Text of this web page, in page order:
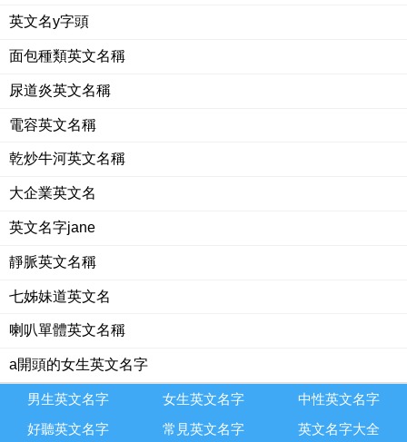
英文名y字頭
面包種類英文名稱
尿道炎英文名稱
電容英文名稱
乾炒牛河英文名稱
大企業英文名
英文名字jane
靜脈英文名稱
七姊妹道英文名
喇叭單體英文名稱
a開頭的女生英文名字
男生英文名字 女生英文名字
中性英文名字
好聽英文名字
常見英文名字 英文名字大全